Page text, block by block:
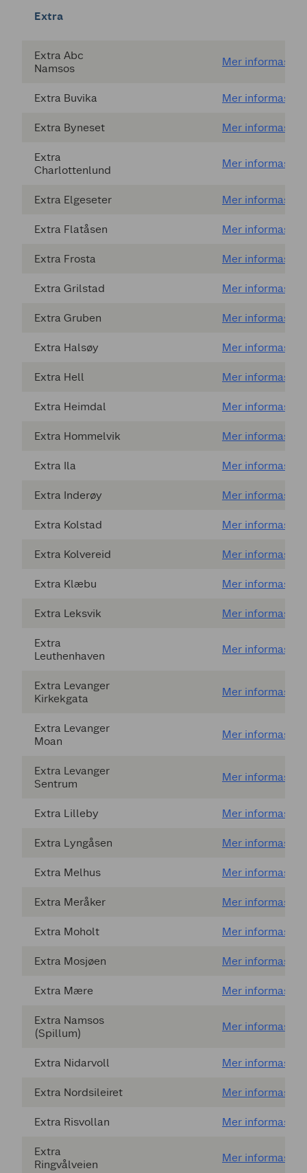
Extra
Extra Abc
Namsos
Mer informasjon
Extra Buvika Mer informasjon
Extra Byneset Mer informasjon
Extra
Charlottenlund
Mer informasjon
Extra Elgeseter Mer informasjon
Extra Flatåsen Mer informasjon
Extra Frosta Mer informasjon
Extra Grilstad Mer informasjon
Extra Gruben Mer informasjon
Extra Halsøy Mer informasjon
Extra Hell Mer informasjon
Extra Heimdal Mer informasjon
Extra Hommelvik Mer informasjon
Extra Ila Mer informasjon
Extra Inderøy Mer informasjon
Extra Kolstad Mer informasjon
Extra Kolvereid Mer informasjon
Extra Klæbu Mer informasjon
Extra Leksvik Mer informasjon
Extra
Leuthenhaven
Mer informasjon
Extra Levanger
Kirkekgata
Mer informasjon
Extra Levanger
Moan
Mer informasjon
Extra Levanger
Sentrum
Mer informasjon
Extra Lilleby Mer informasjon
Extra Lyngåsen Mer informasjon
Extra Melhus Mer informasjon
Extra Meråker Mer informasjon
Extra Moholt Mer informasjon
Extra Mosjøen Mer informasjon
Extra Mære Mer informasjon
Extra Namsos
(Spillum)
Mer informasjon
Extra Nidarvoll Mer informasjon
Extra Nordsileiret Mer informasjon
Extra Risvollan Mer informasjon
Extra
Ringvålveien
Mer informasjon